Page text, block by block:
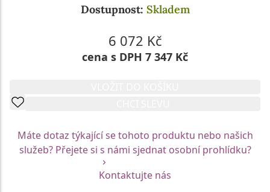
Dostupnost: Skladem
6 072 Kč
cena s DPH 7 347 Kč
Máte dotaz týkající se tohoto produktu nebo našich
služeb? Přejete si s námi sjednat osobní prohlídku?
Kontaktujte nás